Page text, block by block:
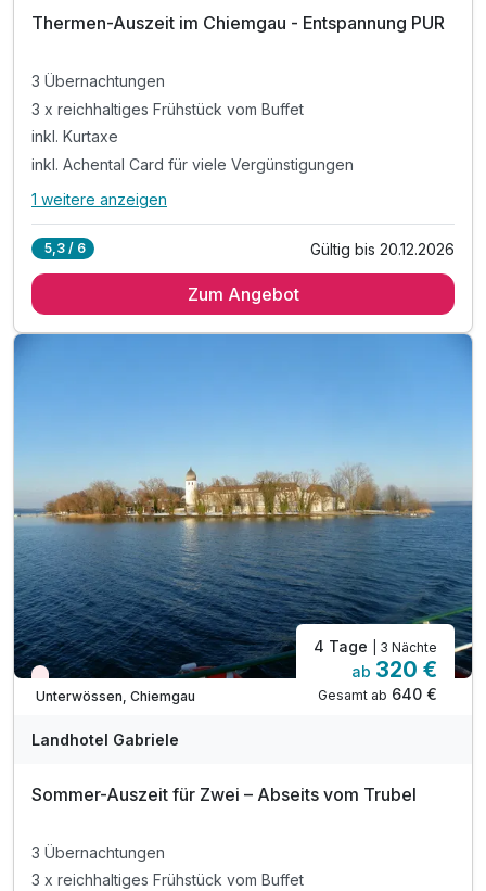
Einzelzimmer
Für 8 Tage p.P. ab1.270,00 €
Familienzimmer
2 Erwachsene und 2 Kinder
Thermen-Auszeit im Chiemgau - Entspannung PUR
3 Übernachtungen
3 x reichhaltiges Frühstück vom Buffet
inkl. Kurtaxe
inkl. Achental Card für viele Vergünstigungen
Alle Inklusivleistungen
3 x reichhaltiges Frühstück vom Buffet
1 weitere anzeigen
5,3 / 6 Gültig bis 20.12.2026
Zum Angebot
Nur noch Restplätze
Unterwössen, Chiemgau
4 Tage | 3 Nächte
ab 320 €
Gesamt ab 640 €
Landhotel Gabriele
Sommer-Auszeit für Zwei – Abseits vom Trubel
3 Übernachtungen
3 x reichhaltiges Frühstück vom Buffet